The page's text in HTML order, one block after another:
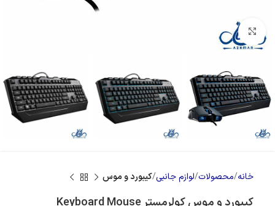
بزرگنمایی تصویر
خانه محصولات لوازم جانبی کیبورد و موس
کیبورد و موس کولرمستر Keyboard Mouse